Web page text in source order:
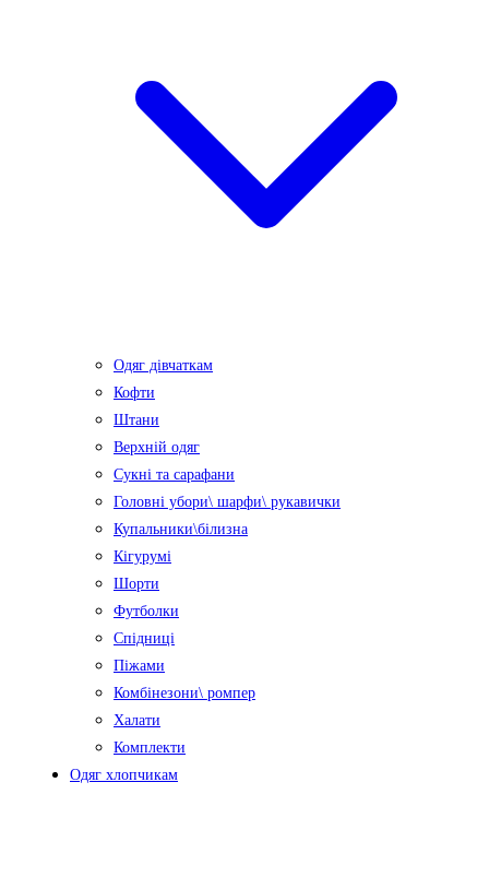
Одяг дівчаткам
Кофти
Штани
Верхній одяг
Сукні та сарафани
Головні убори\ шарфи\ рукавички
Купальники\білизна
Кігурумі
Шорти
Футболки
Спідниці
Піжами
Комбінезони\ ромпер
Халати
Комплекти
Одяг хлопчикам